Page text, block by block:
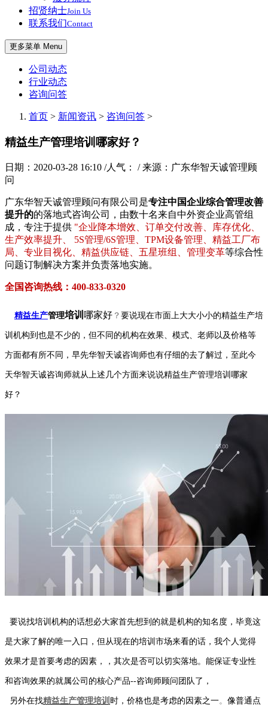
招贤纳士Join Us
联系我们Contact
更多菜单 Menu
公司动态
行业动态
咨询问答
首页 > 新闻资讯 > 咨询问答 >
精益生产管理培训哪家好？
日期：2020-03-28 16:10 /人气： / 来源：广东华智天诚管理顾
问
广东华智天诚管理顾问有限公司是专注中国企业综合管理改善
提升的的落地式咨询公司，由数十名来自中外资企业高管组
成，专注于提供 "企业降本增效、订单交付改善、库存优化、
生产效率提升、 5S管理/6S管理、TPM设备管理、精益工厂布
局、专业目视化、精益供应链、五星班组、管理变革等综合性
问题订制解决方案并负责落地实施。
全国咨询热线：400-833-0320
精益生产管理培训 哪家好 ？ 要说现在市面上大大小小的精益生产培
训机构到也是不少的，但不同的机构在效果、模式、老师以及价格等
方面都有所不同，早先华智天诚咨询师也有仔细的去了解过 ， 至此今
天华智天诚咨询师就从上述几个方面来说说精益生产管理培训哪家
好？
要说找培训机构的话想必大家首先想到的就是机构的知名度，毕竟这
是大家了解的唯一入口，但从现在的培训市场来看的话，我个人觉得
效果才是首要考虑的因素，，其次是否可以切实落地。能保证专业性
和咨询效果的就属公司的核心产品--咨询师顾问团队了，
另外在找精益生产管理培训 时，价格也是考虑的因素之一。 像普通点